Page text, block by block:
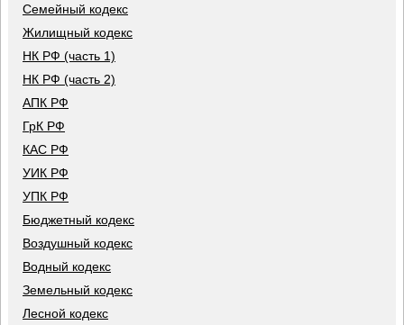
Семейный кодекс
Жилищный кодекс
НК РФ (часть 1)
НК РФ (часть 2)
АПК РФ
ГрК РФ
КАС РФ
УИК РФ
УПК РФ
Бюджетный кодекс
Воздушный кодекс
Водный кодекс
Земельный кодекс
Лесной кодекс